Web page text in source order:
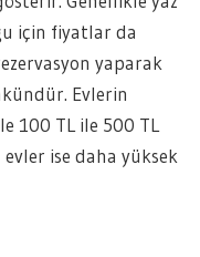
için fiyatlar da
yaparak
Evlerin
100 TL ile 500 TL
ise daha yüksek